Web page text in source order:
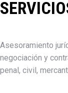
Asesoramiento
negociación y
penal, civil,